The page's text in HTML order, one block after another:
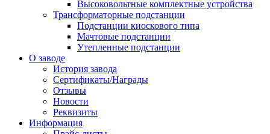
Высоковольтные комплектные устройства
Трансформаторные подстанции
Подстанции киоскового типа
Мачтовые подстанции
Утепленные подстанции
О заводе
История завода
Сертификаты/Награды
Отзывы
Новости
Реквизиты
Информация